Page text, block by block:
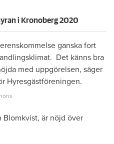
i Kronoberg 2020
ganska fort
Det känns bra
med uppgörelsen, säger
Hyresgästföreningen.
är nöjd över